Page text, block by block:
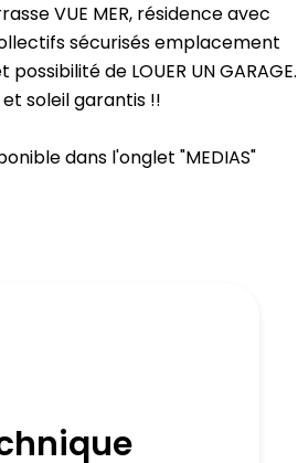
VUE MER, résidence avec
collectifs sécurisés emplacement
de LOUER UN GARAGE.
soleil garantis !!
dans l'onglet "MEDIAS"